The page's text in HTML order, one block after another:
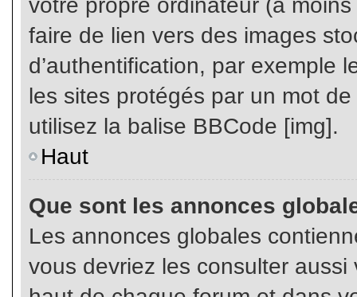
faire de lien vers des images
d’authentification, par exemple
les sites protégés par un mot
utilisez la balise BBCode [img].
Haut
Que sont les annonces
Les annonces globales
vous devriez les consulter